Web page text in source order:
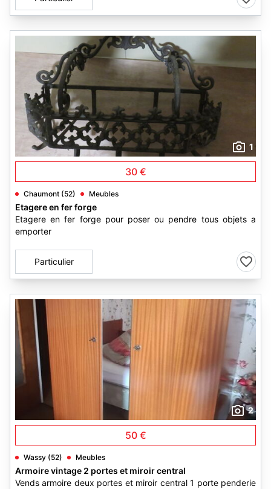
1
30 €
Chaumont (52) Meubles
Etagere en fer forge
Etagere en fer forge pour poser ou pendre tous objets a
emporter
Particulier
2
50 €
Wassy (52) Meubles
Armoire vintage 2 portes et miroir central
Vends armoire deux portes et miroir central 1 porte penderie